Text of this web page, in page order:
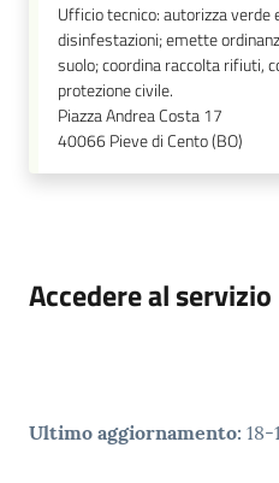
Ufficio tecnico: autorizza verde
disinfestazioni; emette
suolo; coordina raccolta rifiuti,
protezione civile.
Piazza Andrea Costa 17
40066Pieve di Cento (BO)
Accedere al servizio
Ultimo aggiornamento: 18-